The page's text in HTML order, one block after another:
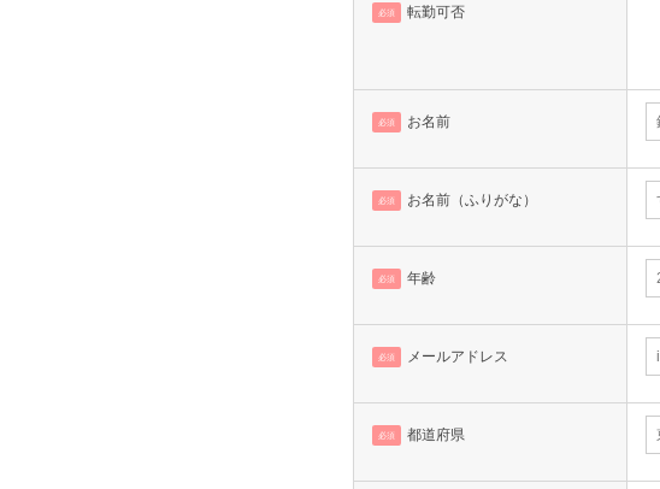
必須 転勤可否
必須 お名前
必須 お名前（ふりがな）
必須 年齢
必須 メールアドレス
必須 都道府県